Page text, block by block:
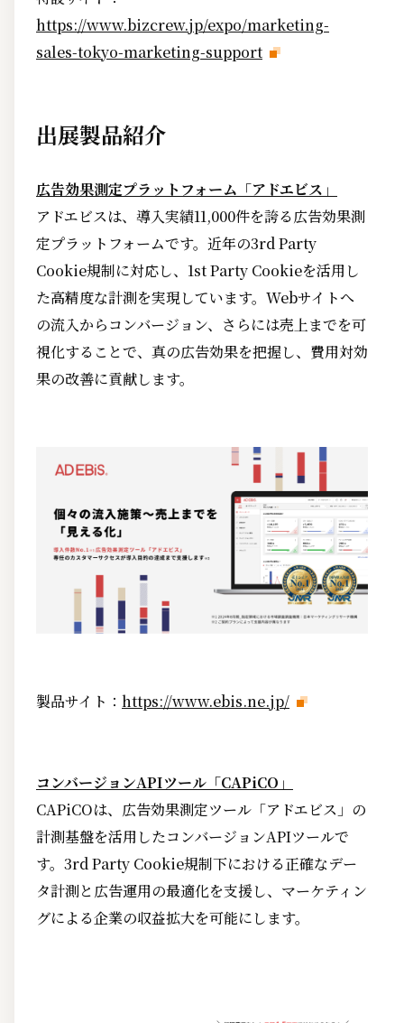
https://www.bizcrew.jp/expo/marketing-
sales-tokyo-marketing-support
出展製品紹介
広告効果測定プラットフォーム「アドエビス」
アドエビスは、導入実績11,000件を誇る広告効果測
定プラットフォームです。近年の3rd Party
Cookie規制に対応し、1st Party Cookieを活用し
た高精度な計測を実現しています。Webサイトへ
の流入からコンバージョン、さらには売上までを可
視化することで、真の広告効果を把握し、費用対効
果の改善に貢献します。
製品サイト： https://www.ebis.ne.jp/
コンバージョンAPIツール「CAPiCO」
CAPiCOは、広告効果測定ツール「アドエビス」の
計測基盤を活用したコンバージョンAPIツールで
す。3rd Party Cookie規制下における正確なデー
タ計測と広告運用の最適化を支援し、マーケティン
グによる企業の収益拡大を可能にします。